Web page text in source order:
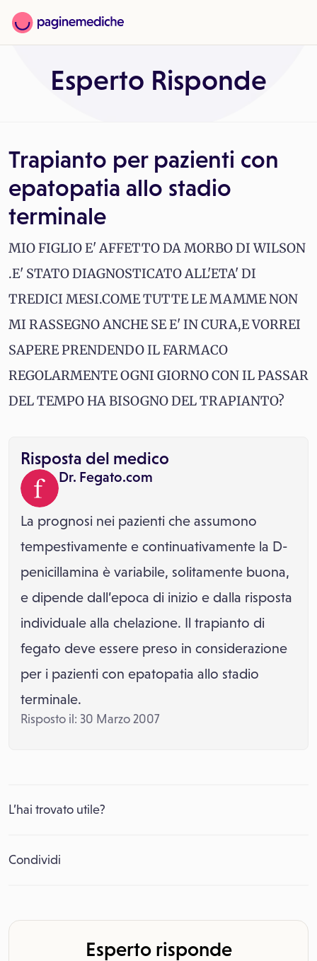
Esperto Risponde
Trapianto per pazienti con
epatopatia allo stadio
terminale
MIO FIGLIO E' AFFETTO DA MORBO DI WILSON
.E' STATO DIAGNOSTICATO ALL'ETA' DI
TREDICI MESI.COME TUTTE LE MAMME NON
MI RASSEGNO ANCHE SE E' IN CURA,E VORREI
SAPERE PRENDENDO IL FARMACO
REGOLARMENTE OGNI GIORNO CON IL PASSAR
DEL TEMPO HA BISOGNO DEL TRAPIANTO?
Risposta del medico
Dr. Fegato.com
La prognosi nei pazienti che assumono
tempestivamente e continuativamente la D-
penicillamina è variabile, solitamente buona,
e dipende dall’epoca di inizio e dalla risposta
individuale alla chelazione. Il trapianto di
fegato deve essere preso in considerazione
per i pazienti con epatopatia allo stadio
terminale.
Risposto il: 30 Marzo 2007
L’hai trovato utile?
Condividi
Esperto risponde